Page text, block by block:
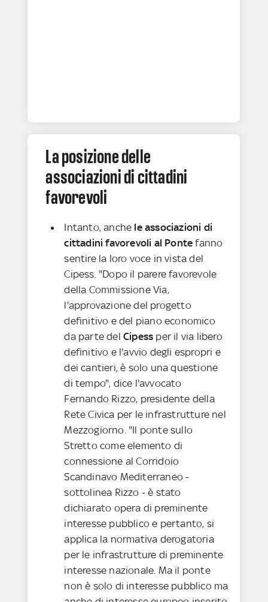
La posizione delle
associazioni di cittadini
favorevoli
Intanto, anche le associazioni di
cittadini favorevoli al Pontefanno
sentire la loro voce in vista del
Cipess. "Dopo il parere favorevole
della Commissione Via,
l'approvazione del progetto
definitivo e del piano economico
da parte delCipess per il via libero
definitivo e l'avvio degli espropri e
dei cantieri, è solo una questione
di tempo", dice l'avvocato
Fernando Rizzo, presidente della
Rete Civica per le infrastrutture nel
Mezzogiorno. "Il ponte sullo
Stretto come elemento di
connessione al Corridoio
Scandinavo Mediterraneo -
sottolinea Rizzo - è stato
dichiarato opera di preminente
interesse pubblico e pertanto, si
applica la normativa derogatoria
per le infrastrutture di preminente
interesse nazionale. Ma il ponte
non è solo di interesse pubblico ma